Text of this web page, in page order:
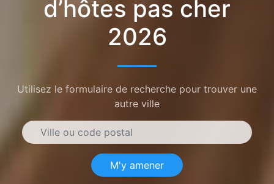
d’hôtes pas cher
2026
Utilisez le formulaire de recherche pour trouver une
autre ville
M'y amener